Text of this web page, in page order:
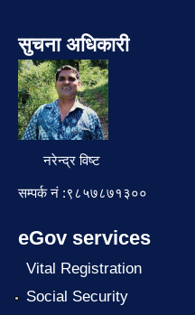
सुचना अधिकारी
नरेन्द्र विष्ट
सम्पर्क नं :९८५७८७१३००
eGov services
Vital Registration
Social Security